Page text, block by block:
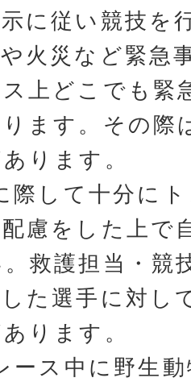
に従い競技を
火災など緊急
上どこでも緊
ます。その際
ります。
際して十分に
慮をした上で
救護担当・競
た選手に対し
ります。
ース中に野生